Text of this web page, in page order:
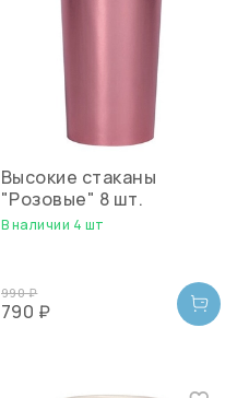
Высокие стаканы
"Розовые" 8 шт.
В наличии 4 шт
990 ₽
790 ₽